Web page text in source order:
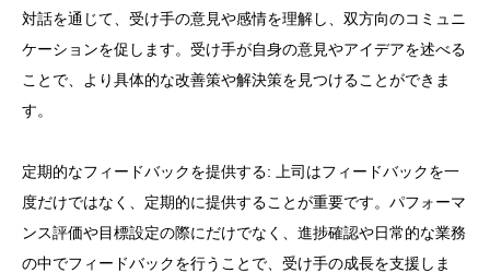
対話を通じて、受け手の意見や感情を理解し、双方向のコミュニ
ケーションを促します。受け手が自身の意見やアイデアを述べる
ことで、より具体的な改善策や解決策を見つけることができま
す。
定期的なフィードバックを提供する: 上司はフィードバックを一
度だけではなく、定期的に提供することが重要です。パフォーマ
ンス評価や目標設定の際にだけでなく、進捗確認や日常的な業務
の中でフィードバックを行うことで、受け手の成長を支援しま